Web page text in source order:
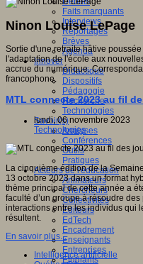
Faits marquants
Interviews
Reportages
Brèves
Agenda
Innover
Didactique
Dispositifs
Pédagogie
Recherche
Technologies
Savoir(s)
Analyses
Conférences
Outils
Pratiques
Acteurs de l'éducation
Animateurs
Chercheurs
Collectivités
Editeurs
EdTech
Encadrement
Enseignants
Entreprises
Etudiants
Ninon Louise LePage
Sortie d'une retraite hâtive
l'adaptation de l'école aux
accrue du numérique.
francophone.
MTL connecte 2023 au fil
lundi, 06 novembre 2023
Technologies
La cinquième édition de la
13 octobre 2023 dans un format
thème principal de cette année a
faculté d’un groupe à résoudre
interactions entre les individus qui
résultent.
En savoir plus...
Intelligence artificielle